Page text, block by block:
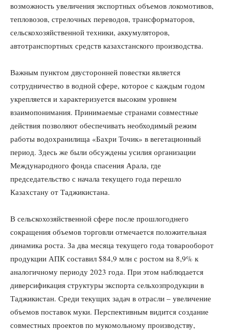
возможность увеличения экспортных объемов локомотивов,
тепловозов, стрелочных переводов, трансформаторов,
сельскохозяйственной техники, аккумуляторов,
автотранспортных средств казахстанского производства.
Важным пунктом двусторонней повестки является
сотрудничество в водной сфере, которое с каждым годом
укрепляется и характеризуется высоким уровнем
взаимопонимания. Принимаемые странами совместные
действия позволяют обеспечивать необходимый режим
работы водохранилища «Бахри Точик» в вегетационный
период. Здесь же были обсуждены усилия организации
Международного фонда спасения Арала, где
председательство с начала текущего года перешло
Казахстану от Таджикистана.
В сельскохозяйственной сфере после прошлогоднего
сокращения объемов торговли отмечается положительная
динамика роста. За два месяца текущего года товарооборот
продукции АПК составил $84,9 млн с ростом на 8,9% к
аналогичному периоду 2023 года. При этом наблюдается
диверсификация структуры экспорта сельхозпродукции в
Таджикистан. Среди текущих задач в отрасли – увеличение
объемов поставок муки. Перспективным видится создание
совместных проектов по мукомольному производству,